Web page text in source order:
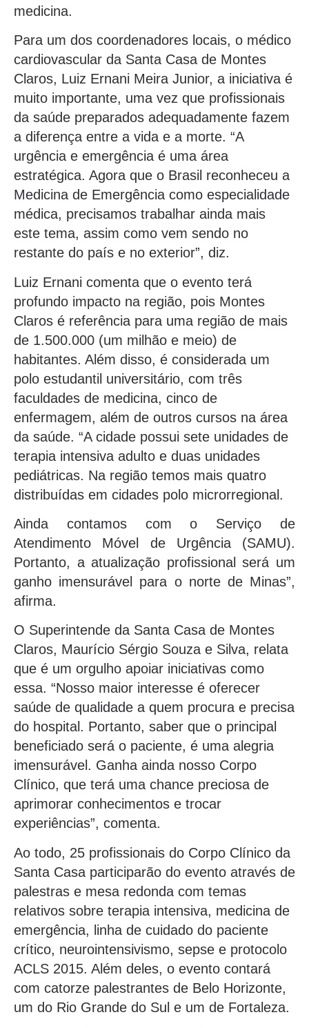
medicina.
Para um dos coordenadores locais, o médico
cardiovascular da Santa Casa de Montes
Claros, Luiz Ernani Meira Junior, a iniciativa é
muito importante, uma vez que profissionais
da saúde preparados adequadamente fazem
a diferença entre a vida e a morte. “A
urgência e emergência é uma área
estratégica. Agora que o Brasil reconheceu a
Medicina de Emergência como especialidade
médica, precisamos trabalhar ainda mais
este tema, assim como vem sendo no
restante do país e no exterior”, diz.
Luiz Ernani comenta que o evento terá
profundo impacto na região, pois Montes
Claros é referência para uma região de mais
de 1.500.000 (um milhão e meio) de
habitantes. Além disso, é considerada um
polo estudantil universitário, com três
faculdades de medicina, cinco de
enfermagem, além de outros cursos na área
da saúde. “A cidade possui sete unidades de
terapia intensiva adulto e duas unidades
pediátricas. Na região temos mais quatro
distribuídas em cidades polo microrregional.
Ainda contamos com o Serviço de
Atendimento Móvel de Urgência (SAMU).
Portanto, a atualização profissional será um
ganho imensurável para o norte de Minas”,
afirma.
O Superintende da Santa Casa de Montes
Claros, Maurício Sérgio Souza e Silva, relata
que é um orgulho apoiar iniciativas como
essa. “Nosso maior interesse é oferecer
saúde de qualidade a quem procura e precisa
do hospital. Portanto, saber que o principal
beneficiado será o paciente, é uma alegria
imensurável. Ganha ainda nosso Corpo
Clínico, que terá uma chance preciosa de
aprimorar conhecimentos e trocar
experiências”, comenta.
Ao todo, 25 profissionais do Corpo Clínico da
Santa Casa participarão do evento através de
palestras e mesa redonda com temas
relativos sobre terapia intensiva, medicina de
emergência, linha de cuidado do paciente
crítico, neurointensivismo, sepse e protocolo
ACLS 2015. Além deles, o evento contará
com catorze palestrantes de Belo Horizonte,
um do Rio Grande do Sul e um de Fortaleza.